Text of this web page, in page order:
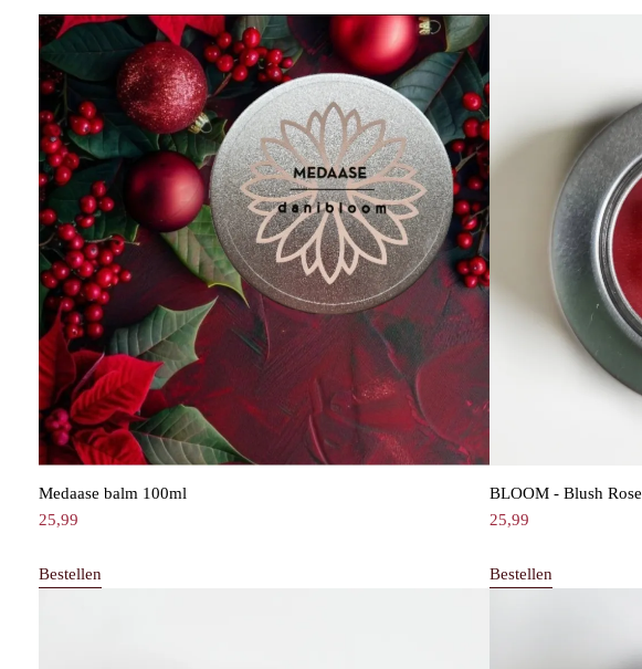
Medaase balm 100ml
25,99
Bestellen
BLOOM - Blush Rose
25,99
Bestellen